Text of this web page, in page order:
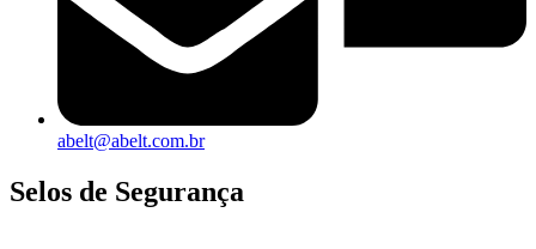
abelt@abelt.com.br
Selos de Segurança